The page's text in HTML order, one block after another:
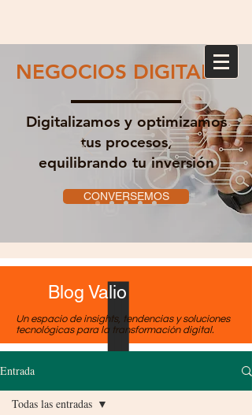
NEGOCIOS DIGITALES
Digitalizamos y optimizamos
tus procesos,
equilibrando tu inversión
CONVERSEMOS
Blog Valio
Un espacio de insights, tendencias y soluciones
tecnológicas para la transformación digital.
Entrada
Todas las entradas